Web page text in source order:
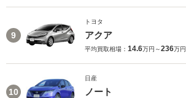
9
トヨタ
アクア
平均買取相場： 14.6万円～236万円
10
日産
ノート